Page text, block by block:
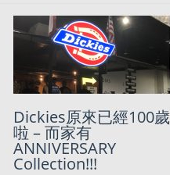
Dickies原來已經100歲
啦 – 而家有
ANNIVERSARY
Collection!!!
Dickies 美國官網長期8
折優惠 + Sale &
Clearance